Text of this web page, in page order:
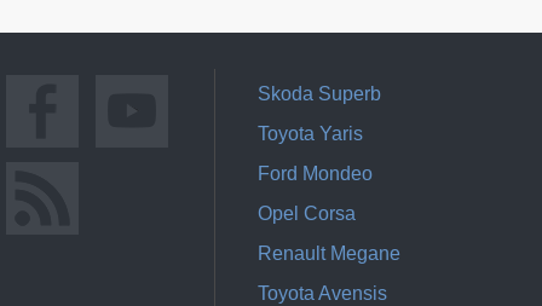
Skoda Superb
Toyota Yaris
Ford Mondeo
Opel Corsa
Renault Megane
Toyota Avensis